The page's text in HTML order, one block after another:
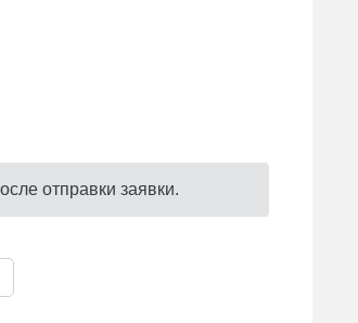
отправки заявки.